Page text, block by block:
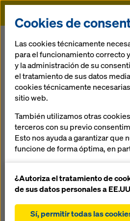
Doka
Noviembre
El Salvador
de 80 MW.Se proporciono a la obra
Cookies de
Las cookies técnicamente
para el funcionamiento correcto
y la administración de su
el tratamiento de sus datos
cookies técnicamente
sitio web.
También utilizamos otras
terceros con su previo
Esto nos ayuda a garantizar que
funcione de forma óptima, en
nuestro sitio web (cookies
estadísticas)
utilizar la tienda online de
¿Autoriza el tratamiento de
de sus datos personales a
Sí, permitir todas las